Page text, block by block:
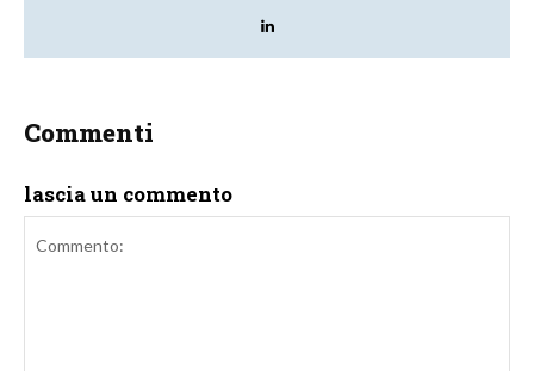
Commenti
lascia un commento